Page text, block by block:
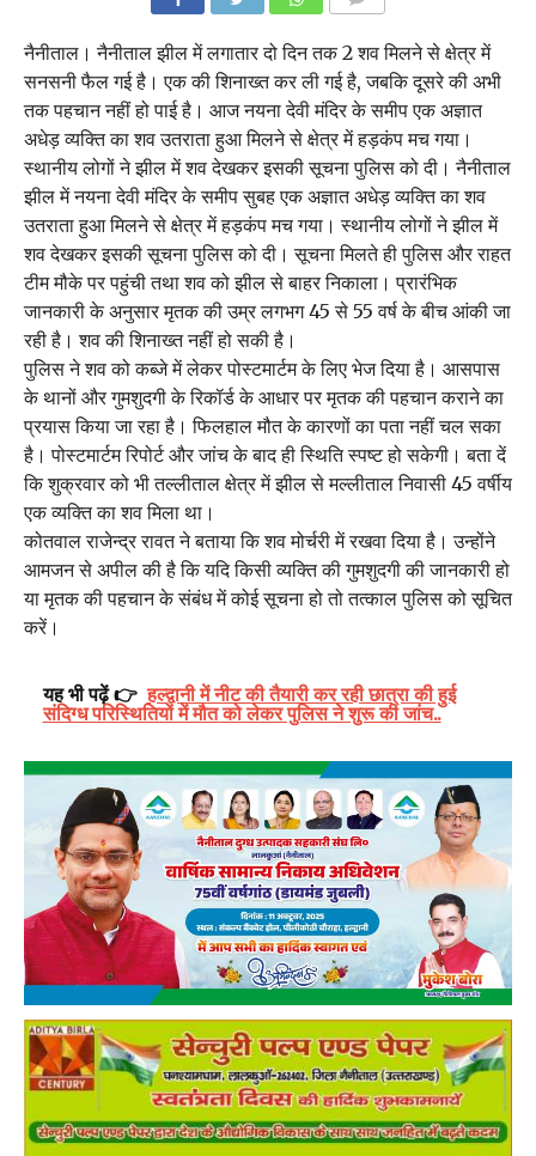
नैनीताल। नैनीताल झील में लगातार दो दिन तक 2 शव मिलने से क्षेत्र में
सनसनी फैल गई है। एक की शिनाख्त कर ली गई है, जबकि दूसरे की अभी
तक पहचान नहीं हो पाई है। आज नयना देवी मंदिर के समीप एक अज्ञात
अधेड़ व्यक्ति का शव उतराता हुआ मिलने से क्षेत्र में हड़कंप मच गया।
स्थानीय लोगों ने झील में शव देखकर इसकी सूचना पुलिस को दी। नैनीताल
झील में नयना देवी मंदिर के समीप सुबह एक अज्ञात अधेड़ व्यक्ति का शव
उतराता हुआ मिलने से क्षेत्र में हड़कंप मच गया। स्थानीय लोगों ने झील में
शव देखकर इसकी सूचना पुलिस को दी। सूचना मिलते ही पुलिस और राहत
टीम मौके पर पहुंची तथा शव को झील से बाहर निकाला। प्रारंभिक
जानकारी के अनुसार मृतक की उम्र लगभग 45 से 55 वर्ष के बीच आंकी जा
रही है। शव की शिनाख्त नहीं हो सकी है।
पुलिस ने शव को कब्जे में लेकर पोस्टमार्टम के लिए भेज दिया है। आसपास
के थानों और गुमशुदगी के रिकॉर्ड के आधार पर मृतक की पहचान कराने का
प्रयास किया जा रहा है। फिलहाल मौत के कारणों का पता नहीं चल सका
है। पोस्टमार्टम रिपोर्ट और जांच के बाद ही स्थिति स्पष्ट हो सकेगी। बता दें
कि शुक्रवार को भी तल्लीताल क्षेत्र में झील से मल्लीताल निवासी 45 वर्षीय
एक व्यक्ति का शव मिला था।
कोतवाल राजेन्द्र रावत ने बताया कि शव मोर्चरी में रखवा दिया है। उन्होंने
आमजन से अपील की है कि यदि किसी व्यक्ति की गुमशुदगी की जानकारी हो
या मृतक की पहचान के संबंध में कोई सूचना हो तो तत्काल पुलिस को सूचित
करें।
यह भी पढ़ें 👉 हल्द्वानी में नीट की तैयारी कर रही छात्रा की हुई
संदिग्ध परिस्थितियों में मौत को लेकर पुलिस ने शुरू की जांच..